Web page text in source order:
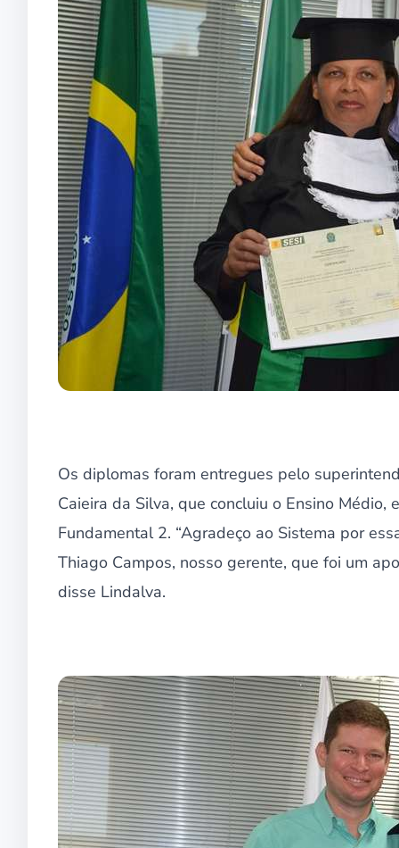
Os diplomas foram entregues pelo
Caieira da Silva, que concluiu o Ensino
Fundamental 2. “Agradeço ao Sistema por
Thiago Campos, nosso gerente, que foi um
disse Lindalva.